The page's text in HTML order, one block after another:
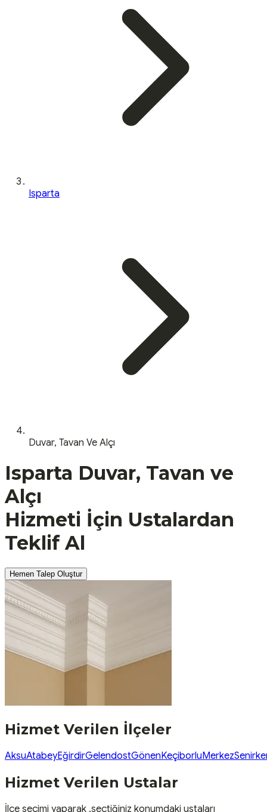
Isparta
Duvar, Tavan Ve Alçı
Isparta Duvar, Tavan ve
Alçı
Hizmeti İçin Ustalardan
Teklif Al
Hemen Talep Oluştur
Hizmet Verilen İlçeler
AksuAtabeyEğirdirGelendostGönenKeçiborluMerkez
Hizmet Verilen Ustalar
İlçe seçimi yaparak ,seçtiğiniz konumdaki ustaları